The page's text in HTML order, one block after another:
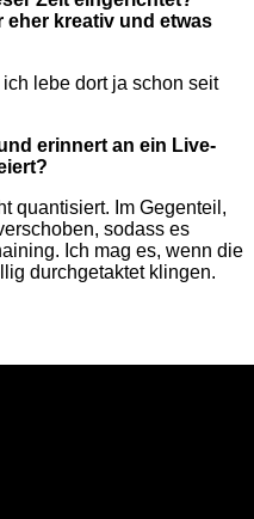
kreativ und etwas
lebe dort ja schon seit
erinnert an ein Live-
quantisiert. Im Gegenteil,
sodass es
Ich mag es, wenn die
durchgetaktet klingen.